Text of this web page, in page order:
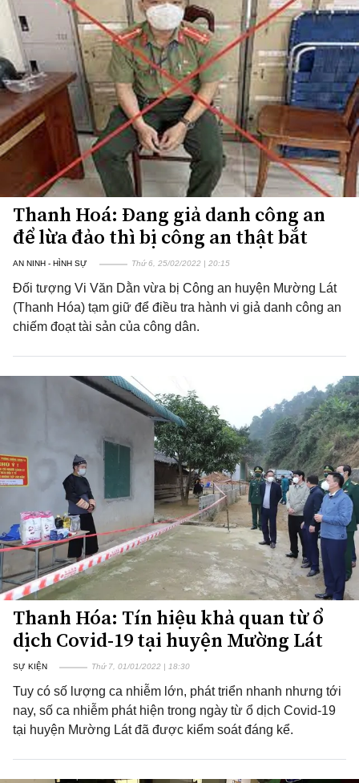
Thanh Hoá: Đang giả danh công an
để lừa đảo thì bị công an thật bắt
AN NINH - HÌNH SỰ Thứ 6, 25/02/2022 | 20:15
Đối tượng Vi Văn Dằn vừa bị Công an huyện Mường Lát
(Thanh Hóa) tạm giữ để điều tra hành vi giả danh công an
chiếm đoạt tài sản của công dân.
Thanh Hóa: Tín hiệu khả quan từ ổ
dịch Covid-19 tại huyện Mường Lát
SỰ KIỆN Thứ 7, 01/01/2022 | 18:30
Tuy có số lượng ca nhiễm lớn, phát triển nhanh nhưng tới
nay, số ca nhiễm phát hiện trong ngày từ ổ dịch Covid-19
tại huyện Mường Lát đã được kiểm soát đáng kể.